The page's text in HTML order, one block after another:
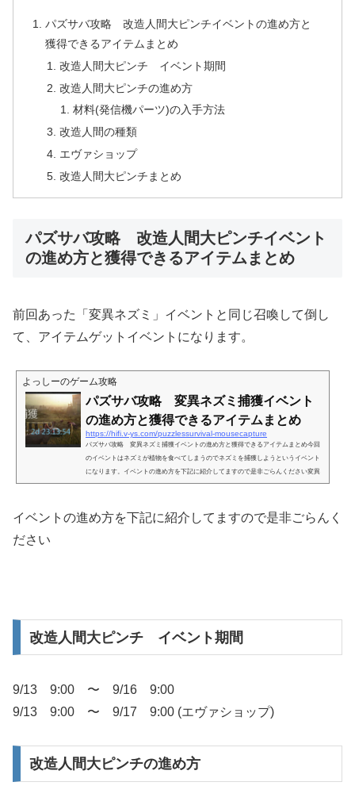
パズサバ攻略 改造人間大ピンチイベントの進め方と
獲得できるアイテムまとめ
改造人間大ピンチ イベント期間
改造人間大ピンチの進め方
材料(発信機パーツ)の入手方法
改造人間の種類
エヴァショップ
改造人間大ピンチまとめ
パズサバ攻略 改造人間大ピンチイベント
の進め方と獲得できるアイテムまとめ
前回あった「変異ネズミ」イベントと同じ召喚して倒し
て、アイテムゲットイベントになります。
よっしーのゲーム攻略
パズサバ攻略 変異ネズミ捕獲イベント
の進め方と獲得できるアイテムまとめ
https://hifi.v-ys.com/puzzlessurvival-mousecapture
パズサバ攻略 変異ネズミ捕獲イベントの進め方と獲得できるアイテムまとめ今回
のイベントはネズミが植物を食べてしまうのでネズミを捕獲しようというイベント
になります。イベントの進め方を下記に紹介してますので是非ごらんください変異
ネズミ捕獲 イベント期間6/25 9:00 〜 6/28 9:006/25 9:00 〜 6/29 9:00
する↓「未熟な籾米」か、まれに「熟した籾米」が手に入る↓籾米を選んで召喚する
とマップにネズミが現れる↓ネズミをギャザー攻撃する↓...
イベントの進め方を下記に紹介してますので是非ごらんく
ださい
改造人間大ピンチ イベント期間
9/13 9:00 〜 9/16 9:00
9/13 9:00 〜 9/17 9:00 (エヴァショップ)
改造人間大ピンチの進め方